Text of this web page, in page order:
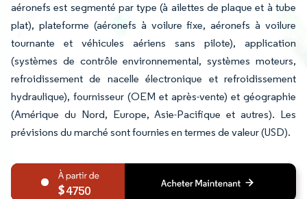
aéronefs est segmenté par type (à ailettes de plaque et à tube
plat), plateforme (aéronefs à voilure fixe, aéronefs à voilure
tournante et véhicules aériens sans pilote), application
(systèmes de contrôle environnemental, systèmes moteurs,
refroidissement de nacelle électronique et refroidissement
hydraulique), fournisseur (OEM et après-vente) et géographie
(Amérique du Nord, Europe, Asie-Pacifique et autres). Les
prévisions du marché sont fournies en termes de valeur (USD).
4750